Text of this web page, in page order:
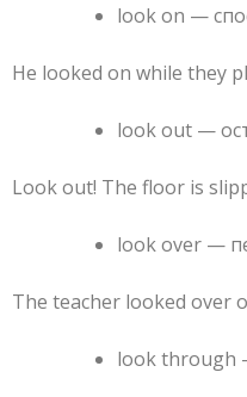
look on —
He looked on while they
look out —
Look out! The floor is
look over —
The teacher looked over
look through